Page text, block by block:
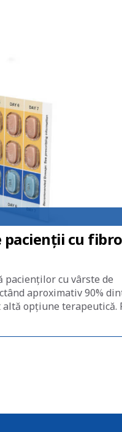
cu
pacienților cu vârste de
aproximativ 90%
opțiune terapeutică.